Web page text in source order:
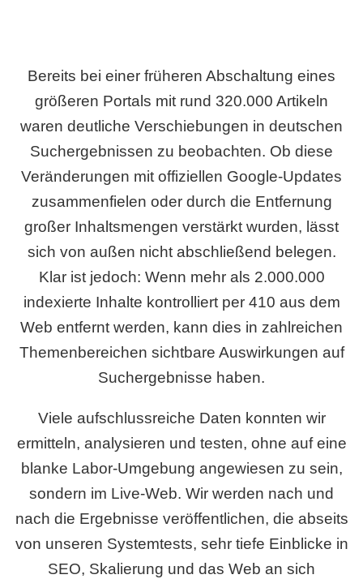
Bereits bei einer früheren Abschaltung eines
größeren Portals mit rund 320.000 Artikeln
waren deutliche Verschiebungen in deutschen
Suchergebnissen zu beobachten. Ob diese
Veränderungen mit offiziellen Google-Updates
zusammenfielen oder durch die Entfernung
großer Inhaltsmengen verstärkt wurden, lässt
sich von außen nicht abschließend belegen.
Klar ist jedoch: Wenn mehr als 2.000.000
indexierte Inhalte kontrolliert per 410 aus dem
Web entfernt werden, kann dies in zahlreichen
Themenbereichen sichtbare Auswirkungen auf
Suchergebnisse haben.
Viele aufschlussreiche Daten konnten wir
ermitteln, analysieren und testen, ohne auf eine
blanke Labor-Umgebung angewiesen zu sein,
sondern im Live-Web. Wir werden nach und
nach die Ergebnisse veröffentlichen, die abseits
von unseren Systemtests, sehr tiefe Einblicke in
SEO, Skalierung und das Web an sich